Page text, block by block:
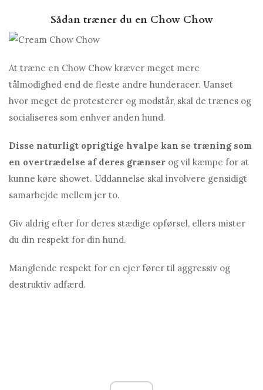
Sådan træner du en Chow Chow
At træne en Chow Chow kræver meget mere
tålmodighed end de fleste andre hunderacer. Uanset
hvor meget de protesterer og modstår, skal de trænes og
socialiseres som enhver anden hund.
Disse naturligt oprigtige hvalpe kan se træning som
en overtrædelse af deres grænser og vil kæmpe for at
kunne køre showet. Uddannelse skal involvere gensidigt
samarbejde mellem jer to.
Giv aldrig efter for deres stædige opførsel, ellers mister
du din respekt for din hund.
Manglende respekt for en ejer fører til aggressiv og
destruktiv adfærd.